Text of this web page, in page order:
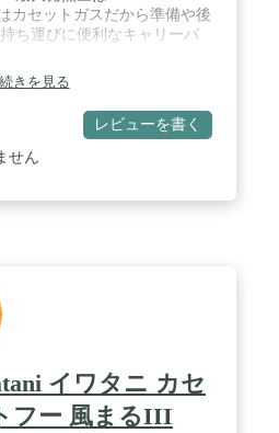
カセットガスだから準備や後
ち運びに便利なキャリーバ
続きを見る
レビューを書く
せん
イワタニ カセ
フー 風まるIII